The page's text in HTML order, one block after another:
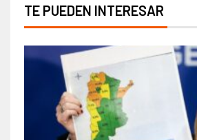
TE PUEDEN INTERESAR